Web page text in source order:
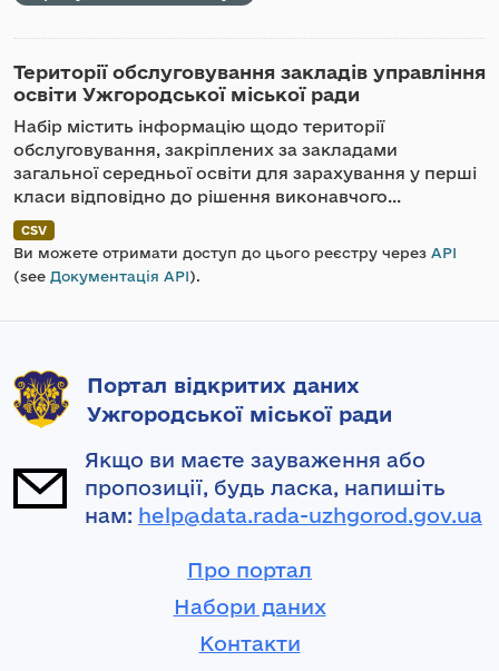
Території обслуговування закладів управління
освіти Ужгородської міської ради
Набір містить інформацію щодо території
обслуговування, закріплених за закладами
загальної середньої освіти для зарахування у перші
класи відповідно до рішення виконавчого...
CSV
Ви можете отримати доступ до цього реєстру через API
(see Документація API).
Портал відкритих даних
Ужгородської міської ради
Якщо ви маєте зауваження або
пропозиції, будь ласка, напишіть
нам: help@data.rada-uzhgorod.gov.ua
Про портал
Набори даних
Контакти